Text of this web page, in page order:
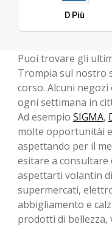
D Più
Puoi trovare gli
Trompia sul nostro
corso. Alcuni
ogni settimana in
Ad esempio SIGMA,
molte opportunitài
aspettando per il
esitare a consultare
aspettarti volantin
supermercati,
abbigliamento e
prodotti di bellezza,